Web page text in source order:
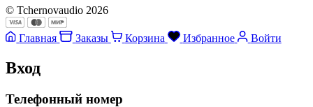
© Tchernovaudio 2026
Главная Заказы Корзина Избранное Войти
Вход
Телефонный номер